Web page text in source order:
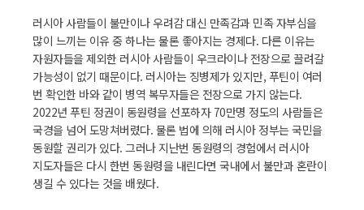
러시아 사람들이 불만이나 우려감 대신 만족감과 민족 자부심을
많이 느끼는 이유 중 하나는 물론 좋아지는 경제다. 다른 이유는
자원자들을 제외한 러시아 사람들이 우크라이나 전장으로 끌려갈
가능성이 없기 때문이다. 러시아는 징병제가 있지만, 푸틴이 여러
번 확인한 바와 같이 병역 복무자들은 전장으로 가지 않는다.
2022년 푸틴 정권이 동원령을 선포하자 70만명 정도의 사람들은
국경을 넘어 도망쳐버렸다. 물론 법에 의해 러시아 정부는 국민을
동원할 권리가 있다. 그러나 지난번 동원령의 경험에서 러시아
지도자들은 다시 한번 동원령을 내린다면 국내에서 불만과 혼란이
생길 수 있다는 것을 배웠다.